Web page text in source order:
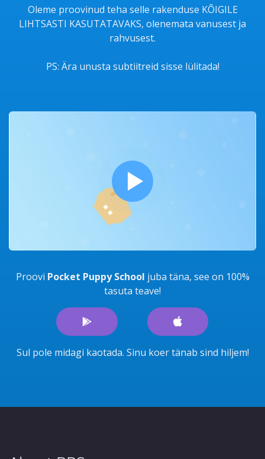
Oleme proovinud teha selle rakenduse KÕIGILE
LIHTSASTI KASUTATAVAKS, olenemata vanusest ja
rahvusest.
PS: Ära unusta subtiitreid sisse lülitada!
Proovi Pocket Puppy School juba täna, see on 100%
tasuta teave!
Sul pole midagi kaotada. Sinu koer tänab sind hiljem!